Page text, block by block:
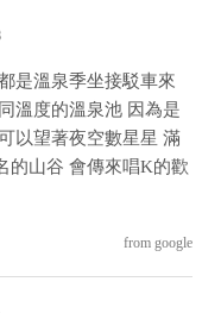
、泡湯券、大眾券均暫
告為準，恕不另行通
費入場，每房限加2人。
是溫泉季坐接駁車來
溫度的溫泉池 因為是
以望著夜空數星星 滿
的山谷 會傳來唱K的歡
from google